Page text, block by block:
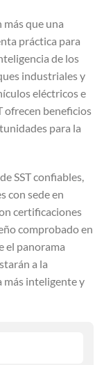
que una
práctica para
de los
industriales y
eléctricos e
ofrecen beneficios
para la
SST confiables,
con sede en
certificaciones
comprobado en
el panorama
a la
más inteligente y